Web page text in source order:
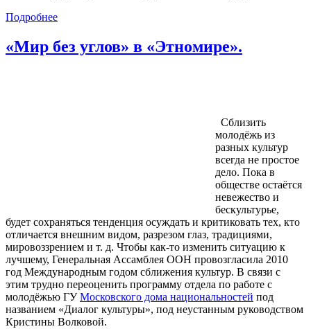
Подробнее
«Мир без углов» в «Этномире».
Cблизить
молодёжь из
разных культур
всегда не простое
дело. Пока в
обществе остаётся
невежество и
бескультурье,
будет сохраняться тенденция осуждать и критиковать тех, кто
отличается внешним видом, разрезом глаз, традициями,
мировоззрением и т. д. Чтобы как-то изменить ситуацию к
лучшему, Генеральная Ассамблея ООН провозгласила 2010
год Международным годом сближения культур. В связи с
этим трудно переоценить программу отдела по работе с
молодёжью ГУМосковского дома национальностей под
названием «Диалог культуры», под неустанным руководством
Кристины Волковой.